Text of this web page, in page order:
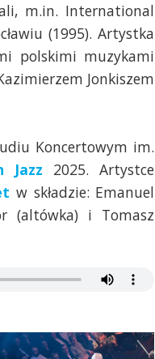
m.in. International
(1995). Artystka
polskimi muzykami
Jonkiszem
Koncertowym im.
Jazz 2025. Artystce
w składzie: Emanuel
(altówka) i Tomasz